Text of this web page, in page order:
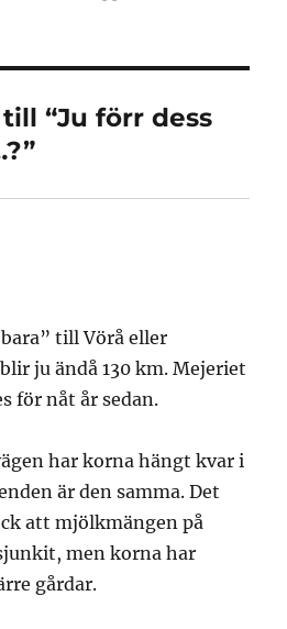
“Ju förr dess
till Vörå eller
ju ändå 130 km. Mejeriet
för nåt år sedan.
har korna hängt kvar i
är den samma. Det
att mjölkmängen på
men korna har
gårdar.